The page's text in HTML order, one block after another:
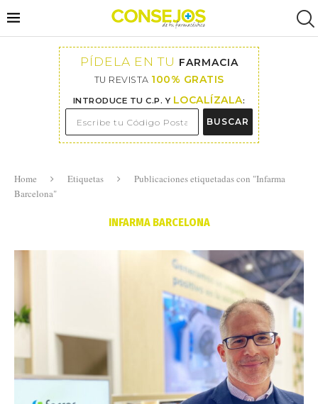
PÍDELA EN TU FARMACIA
TU REVISTA 100% GRATIS
INTRODUCE TU C.P. Y LOCALÍZALA:
BUSCAR
Home Etiquetas
Publicaciones etiquetadas con "Infarma
Barcelona"
INFARMA BARCELONA